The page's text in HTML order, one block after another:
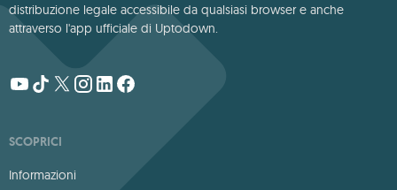
distribuzione legale accessibile da qualsiasi browser e anche
attraverso l'app ufficiale di Uptodown.
SCOPRICI
Informazioni